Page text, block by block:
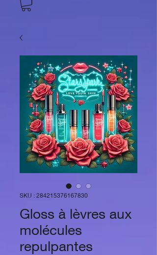
SKU : 284215376167830
Gloss à lèvres aux
molécules
repulpantes